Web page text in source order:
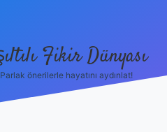
Fikir Dünyası
Parlak önerilerle hayatını aydınlat!